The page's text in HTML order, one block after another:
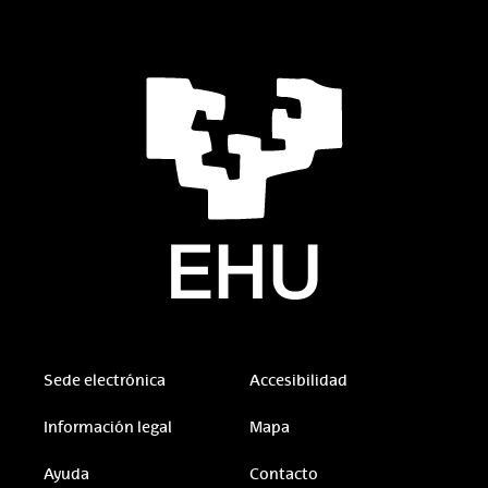
Sede electrónica Accesibilidad
Información legal Mapa
Ayuda Contacto